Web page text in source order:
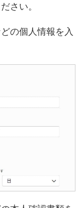
さい。
の個人情報を入